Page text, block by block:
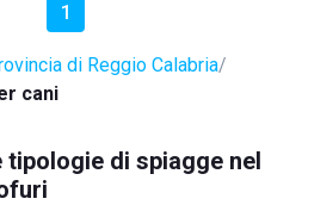
1
di Reggio Calabria
cani
di spiagge nel